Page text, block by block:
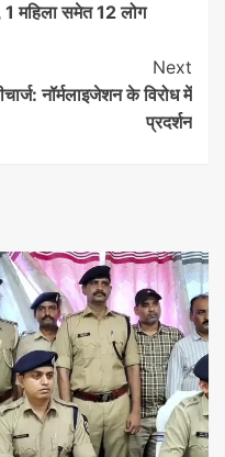
1 महिला समेत 12 लोग
Next
नॉर्मलाइजेशन के विरोध में
प्रदर्शन